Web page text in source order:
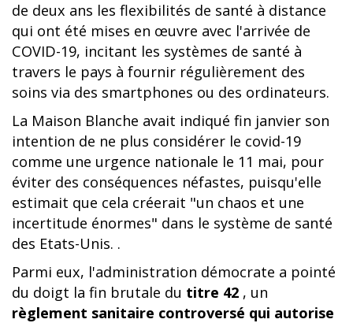
de deux ans les flexibilités de santé à distance
qui ont été mises en œuvre avec l'arrivée de
COVID-19, incitant les systèmes de santé à
travers le pays à fournir régulièrement des
soins via des smartphones ou des ordinateurs.
La Maison Blanche avait indiqué fin janvier son
intention de ne plus considérer le covid-19
comme une urgence nationale le 11 mai, pour
éviter des conséquences néfastes, puisqu'elle
estimait que cela créerait "un chaos et une
incertitude énormes" dans le système de santé
des Etats-Unis. .
Parmi eux, l'administration démocrate a pointé
du doigt la fin brutale du titre 42 , un
règlement sanitaire controversé qui autorise